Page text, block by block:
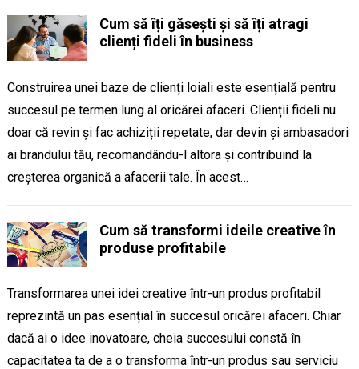
Cum să îți găsești și să îți atragi
clienți fideli în business
Construirea unei baze de clienți loiali este esențială pentru
succesul pe termen lung al oricărei afaceri. Clienții fideli nu
doar că revin și fac achiziții repetate, dar devin și ambasadori
ai brandului tău, recomandându-l altora și contribuind la
creșterea organică a afacerii tale. În acest…
Cum să transformi ideile creative în
produse profitabile
Transformarea unei idei creative într-un produs profitabil
reprezintă un pas esențial în succesul oricărei afaceri. Chiar
dacă ai o idee inovatoare, cheia succesului constă în
capacitatea ta de a o transforma într-un produs sau serviciu